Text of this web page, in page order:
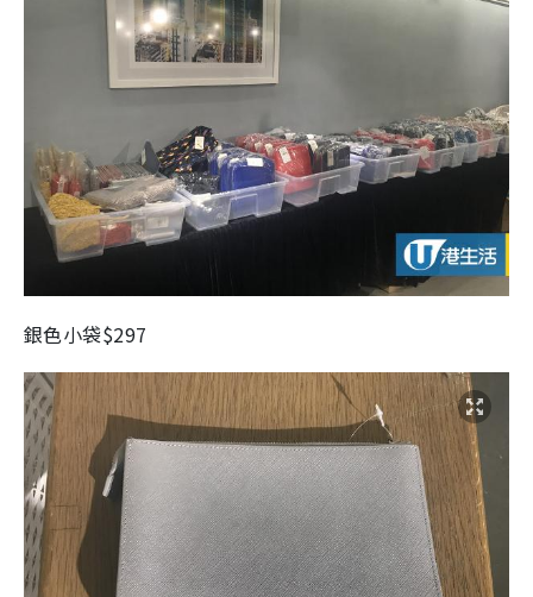
銀色小袋$297